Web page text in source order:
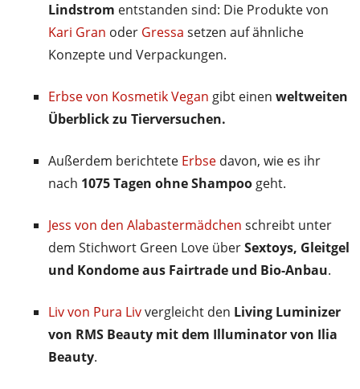
Lindstrom entstanden sind: Die Produkte von
Kari Gran oder Gressa setzen auf ähnliche
Konzepte und Verpackungen.
Erbse von Kosmetik Vegan gibt einen weltweiten
Überblick zu Tierversuchen.
Außerdem berichtete Erbse davon, wie es ihr
nach 1075 Tagen ohne Shampoo geht.
Jess von den Alabastermädchen schreibt unter
dem Stichwort Green Love überSextoys, Gleitgel
und Kondome aus Fairtrade und Bio-Anbau.
Liv von Pura Livvergleicht den Living Luminizer
von RMS Beauty mit dem Illuminator von Ilia
Beauty.